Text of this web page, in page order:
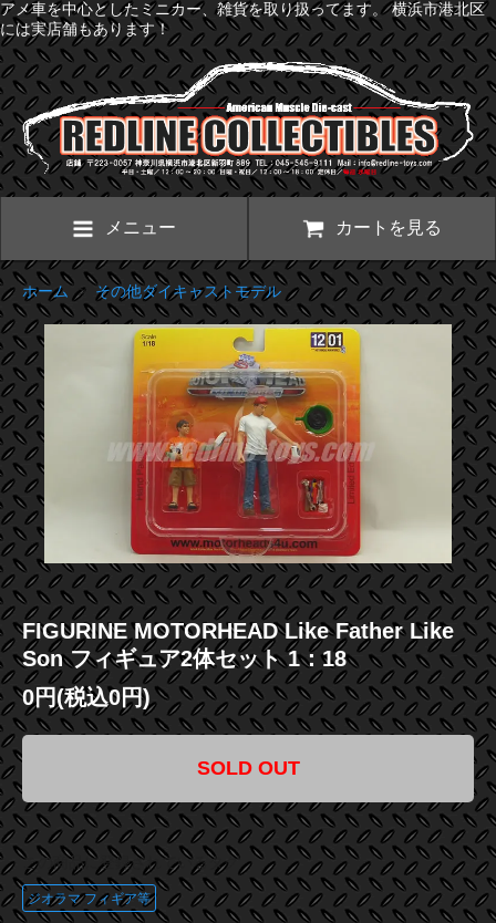
アメ車を中心としたミニカー、雑貨を取り扱ってます。 横浜市港北区
には実店舗もあります！
メニュー カートを見る
ホーム>その他ダイキャストモデル
FIGURINE MOTORHEAD Like Father Like
Son フィギュア2体セット 1：18
0円(税込0円)
SOLD OUT
この商品に登録されているタグ
ジオラマ フィギア等